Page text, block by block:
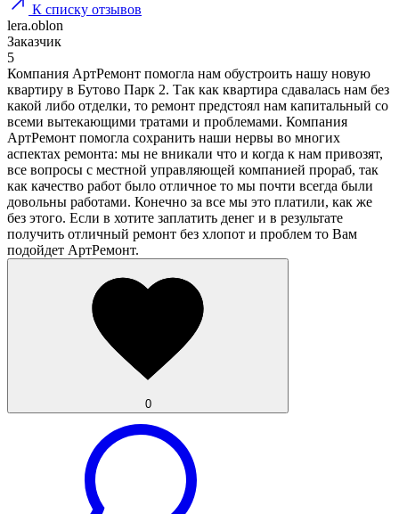
К списку отзывов
lera.oblon
Заказчик
5
Компания АртРемонт помогла нам обустроить нашу новую
квартиру в Бутово Парк 2. Так как квартира сдавалась нам без
какой либо отделки, то ремонт предстоял нам капитальный со
всеми вытекающими тратами и проблемами. Компания
АртРемонт помогла сохранить наши нервы во многих
аспектах ремонта: мы не вникали что и когда к нам привозят,
все вопросы с местной управляющей компанией прораб, так
как качество работ было отличное то мы почти всегда были
довольны работами. Конечно за все мы это платили, как же
без этого. Если в хотите заплатить денег и в результате
получить отличный ремонт без хлопот и проблем то Вам
подойдет АртРемонт.
0